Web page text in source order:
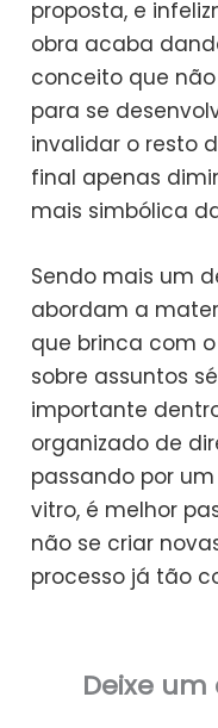
proposta, e
obra acaba
conceito que
para se
invalidar o resto
final apenas
mais simbólica
Sendo mais um
abordam a
que brinca com
sobre assuntos
importante
organizado de
passando por
vitro, é melhor
não se criar
processo já tão
Deixe